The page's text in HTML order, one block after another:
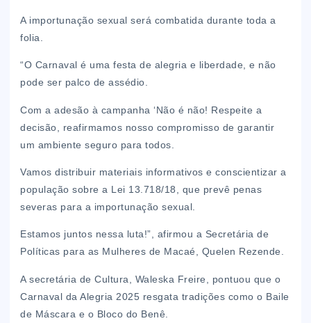
A importunação sexual será combatida durante toda a
folia.
“O Carnaval é uma festa de alegria e liberdade, e não
pode ser palco de assédio.
Com a adesão à campanha ‘Não é não! Respeite a
decisão, reafirmamos nosso compromisso de garantir
um ambiente seguro para todos.
Vamos distribuir materiais informativos e conscientizar a
população sobre a Lei 13.718/18, que prevê penas
severas para a importunação sexual.
Estamos juntos nessa luta!”, afirmou a Secretária de
Políticas para as Mulheres de Macaé, Quelen Rezende.
A secretária de Cultura, Waleska Freire, pontuou que o
Carnaval da Alegria 2025 resgata tradições como o Baile
de Máscara e o Bloco do Benê.